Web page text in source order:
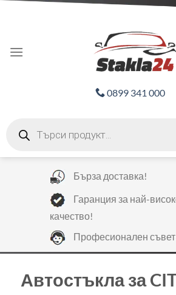
0899 341 000
search
Бърза доставка!
Гаранция за най-
качество!
Професионален
Автостъкла за